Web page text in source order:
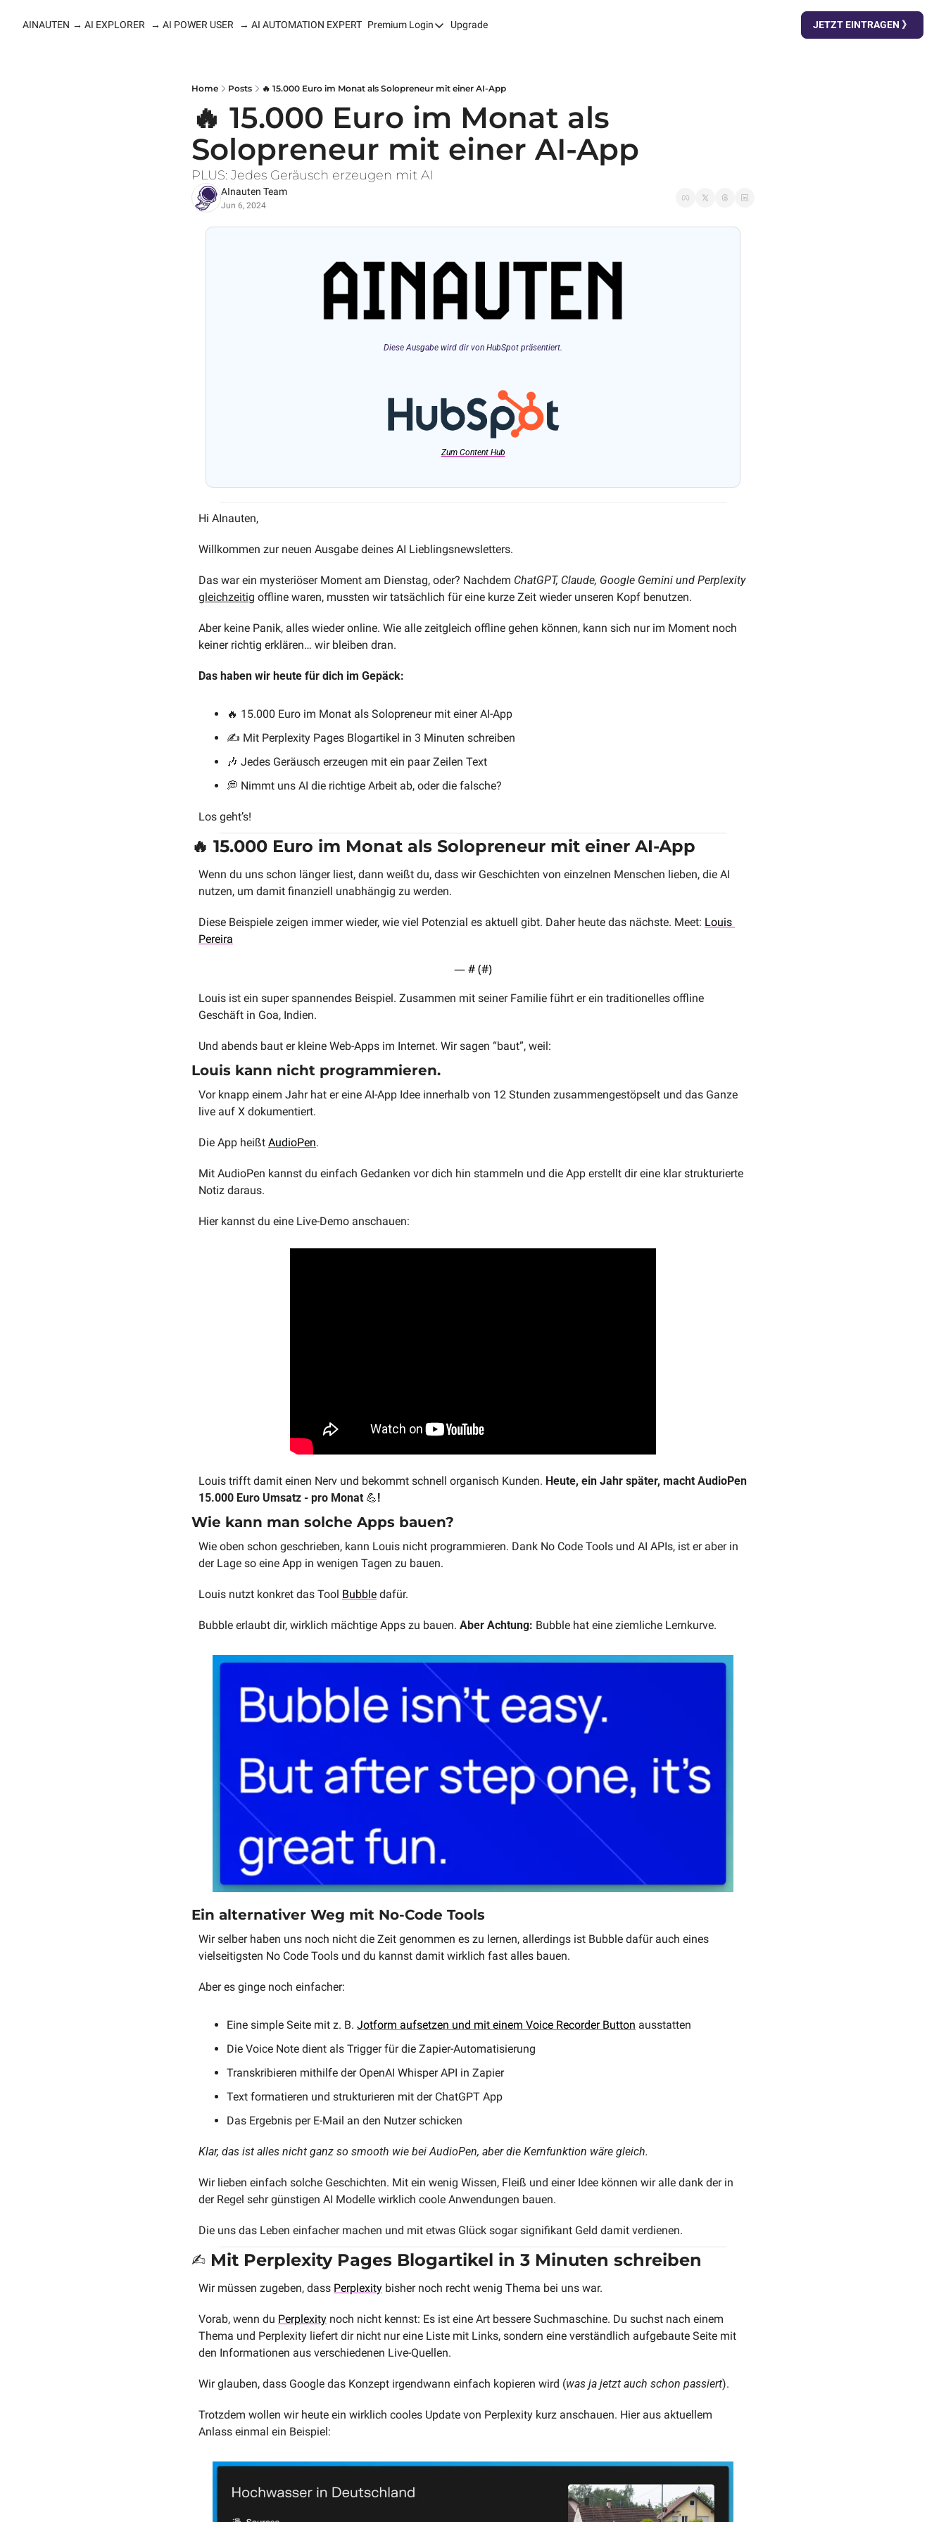
AINAUTEN → AI EXPLORER → AI POWER USER → AI AUTOMATION EXPERT Premium Login
Premium Login
AI EXPLORER/POWER USER
AI AUTOMATION
Upgrade JETZT EINTRAGEN 》
Home Posts 🔥 15.000 Euro im Monat als Solopreneur mit einer AI-App
🔥 15.000 Euro im Monat als
Solopreneur mit einer AI-App
PLUS: Jedes Geräusch erzeugen mit AI
AInauten Team
Jun 6, 2024
Diese Ausgabe wird dir von HubSpot präsentiert.
Zum Content Hub
Hi AInauten,
Willkommen zur neuen Ausgabe deines AI Lieblingsnewsletters.
Das war ein mysteriöser Moment am Dienstag, oder? Nachdem ChatGPT, Claude, Google Gemini und Perplexity
gleichzeitig offline waren, mussten wir tatsächlich für eine kurze Zeit wieder unseren Kopf benutzen.
Aber keine Panik, alles wieder online. Wie alle zeitgleich offline gehen können, kann sich nur im Moment noch
keiner richtig erklären… wir bleiben dran.
Das haben wir heute für dich im Gepäck:
🔥 15.000 Euro im Monat als Solopreneur mit einer AI-App
✍️ Mit Perplexity Pages Blogartikel in 3 Minuten schreiben
🎶 Jedes Geräusch erzeugen mit ein paar Zeilen Text
💭 Nimmt uns AI die richtige Arbeit ab, oder die falsche?
Los geht’s!
🔥 15.000 Euro im Monat als Solopreneur mit einer AI-App
Wenn du uns schon länger liest, dann weißt du, dass wir Geschichten von einzelnen Menschen lieben, die AI
nutzen, um damit finanziell unabhängig zu werden.
Diese Beispiele zeigen immer wieder, wie viel Potenzial es aktuell gibt. Daher heute das nächste. Meet: Louis
Pereira
— # (#)
Louis ist ein super spannendes Beispiel. Zusammen mit seiner Familie führt er ein traditionelles offline
Geschäft in Goa, Indien.
Und abends baut er kleine Web-Apps im Internet. Wir sagen “baut”, weil:
Louis kann nicht programmieren.
Vor knapp einem Jahr hat er eine AI-App Idee innerhalb von 12 Stunden zusammengestöpselt und das Ganze
live auf X dokumentiert.
Die App heißt AudioPen.
Mit AudioPen kannst du einfach Gedanken vor dich hin stammeln und die App erstellt dir eine klar strukturierte
Notiz daraus.
Hier kannst du eine Live-Demo anschauen:
Louis trifft damit einen Nerv und bekommt schnell organisch Kunden. Heute, ein Jahr später, macht AudioPen
15.000 Euro Umsatz - pro Monat 💪!
Wie kann man solche Apps bauen?
Wie oben schon geschrieben, kann Louis nicht programmieren. Dank No Code Tools und AI APIs, ist er aber in
der Lage so eine App in wenigen Tagen zu bauen.
Louis nutzt konkret das Tool Bubble dafür.
Bubble erlaubt dir, wirklich mächtige Apps zu bauen. Aber Achtung: Bubble hat eine ziemliche Lernkurve.
Ein alternativer Weg mit No-Code Tools
Wir selber haben uns noch nicht die Zeit genommen es zu lernen, allerdings ist Bubble dafür auch eines
vielseitigsten No Code Tools und du kannst damit wirklich fast alles bauen.
Aber es ginge noch einfacher:
Eine simple Seite mit z. B. Jotform aufsetzen und mit einem Voice Recorder Button ausstatten
Die Voice Note dient als Trigger für die Zapier-Automatisierung
Transkribieren mithilfe der OpenAI Whisper API in Zapier
Text formatieren und strukturieren mit der ChatGPT App
Das Ergebnis per E-Mail an den Nutzer schicken
Klar, das ist alles nicht ganz so smooth wie bei AudioPen, aber die Kernfunktion wäre gleich.
Wir lieben einfach solche Geschichten. Mit ein wenig Wissen, Fleiß und einer Idee können wir alle dank der in
der Regel sehr günstigen AI Modelle wirklich coole Anwendungen bauen.
Die uns das Leben einfacher machen und mit etwas Glück sogar signifikant Geld damit verdienen.
✍️ Mit Perplexity Pages Blogartikel in 3 Minuten schreiben
Wir müssen zugeben, dass Perplexity bisher noch recht wenig Thema bei uns war.
Vorab, wenn du Perplexity noch nicht kennst: Es ist eine Art bessere Suchmaschine. Du suchst nach einem
Thema und Perplexity liefert dir nicht nur eine Liste mit Links, sondern eine verständlich aufgebaute Seite mit
den Informationen aus verschiedenen Live-Quellen.
Wir glauben, dass Google das Konzept irgendwann einfach kopieren wird (was ja jetzt auch schon passiert).
Trotzdem wollen wir heute ein wirklich cooles Update von Perplexity kurz anschauen. Hier aus aktuellem
Anlass einmal ein Beispiel: